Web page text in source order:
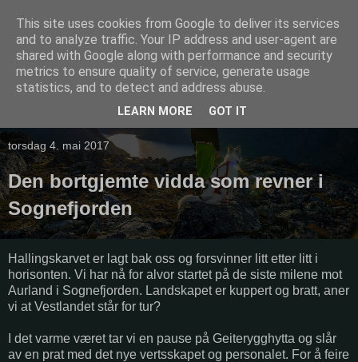
torsdag 4. mai 2017
Den bortgjemte vidda som revner i
Sognefjorden
Hallingskarvet er lagt bak oss og forsvinner litt etter litt i
horisonten. Vi har nå for alvor startet på de siste milene mot
Aurland i Sognefjorden. Landskapet er kuppert og bratt, aner
vi at Vestlandet står for tur?
I det varme været tar vi en pause på Geiterygghytta og slår
av en prat med det nye vertsskapet og personalet. For å feire
This site uses cookies from Google to deliver its services
and to analyze traffic. Your IP address and user-agent are
shared with Google along with performance and security
metrics to ensure quality of service, generate usage
statistics, and to detect and address abuse.
LEARN MORE GOT IT